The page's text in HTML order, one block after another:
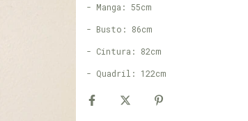
- Manga: 55cm
- Busto: 86cm
- Cintura: 82cm
- Quadril: 122cm